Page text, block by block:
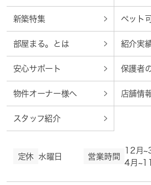
新築特集 ペット
部屋まる。とは 紹介実
安心サポート 保護者
物件オーナー様へ 店舗情
スタッフ紹介
定休 水曜日 営業時間
12月
4月